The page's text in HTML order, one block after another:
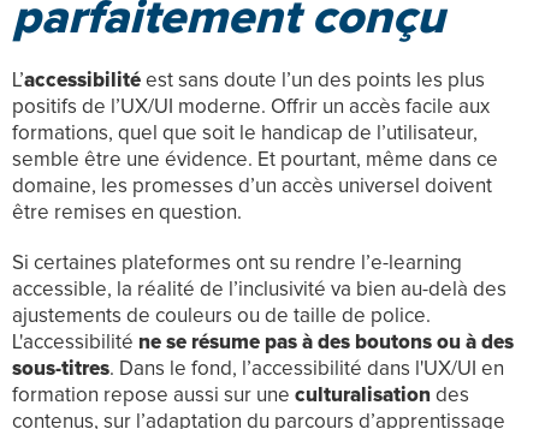
parfaitement conçu
L’accessibilité est sans doute l’un des points les plus
positifs de l’UX/UI moderne. Offrir un accès facile aux
formations, quel que soit le handicap de l’utilisateur,
semble être une évidence. Et pourtant, même dans ce
domaine, les promesses d’un accès universel doivent
être remises en question.
Si certaines plateformes ont su rendre l’e-learning
accessible, la réalité de l’inclusivité va bien au-delà des
ajustements de couleurs ou de taille de police.
L'accessibilité ne se résume pas à des boutons ou à des
sous-titres. Dans le fond, l’accessibilité dans l'UX/UI en
formation repose aussi sur une culturalisation des
contenus, sur l’adaptation du parcours d’apprentissage